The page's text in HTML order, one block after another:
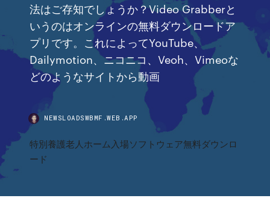
法はご存知でしょうか？Video Grabberと
いうのはオンラインの無料ダウンロードア
プリです。これによってYouTube、
Dailymotion、ニコニコ、Veoh、Vimeoな
どのようなサイトから動画
NEWSLOADSWBMF.WEB.APP
特別養護老人ホーム入場ソフトウェア無料ダウンロ
ード